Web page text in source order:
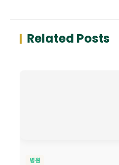
Related Posts
병원